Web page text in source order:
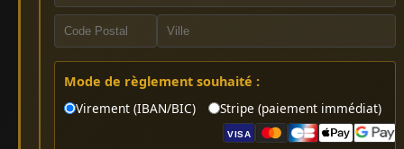
Mode de règlement souhaité :
Virement (IBAN/BIC)
Stripe (paiement immédiat)
VISA